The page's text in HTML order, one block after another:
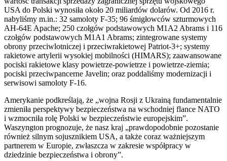
USA do Polski wynosiła około 20 miliardów dolarów. Od 2016 r.
nabyliśmy m.in.: 32 samoloty F-35; 96 śmigłowców szturmowych
AH-64E Apache; 250 czołgów podstawowych M1A2 Abrams i 116
czołgów podstawowych M1A1 Abrams; zintegrowane systemy
obrony przeciwlotniczej i przeciwrakietowej Patriot-3+; systemy
rakietowe artylerii wysokiej mobilności (HIMARS); zaawansowane
pociski rakietowe klasy powietrze-powietrze i powietrze-ziemia;
pociski przeciwpancerne Javelin; oraz poddaliśmy modernizacji i
serwisowi samoloty F-16.
Amerykanie podkreślają, że „wojna Rosji z Ukrainą fundamentalnie
zmieniła perspektywy bezpieczeństwa na wschodniej flance NATO
i wzmocniła rolę Polski w bezpieczeństwie europejskim”.
Waszyngton prognozuje, że nasz kraj „prawdopodobnie pozostanie
również silnym sojusznikiem USA, a także coraz ważniejszym
partnerem w Europie, zwłaszcza w zakresie współpracy w
dziedzinie bezpieczeństwa i obrony”.